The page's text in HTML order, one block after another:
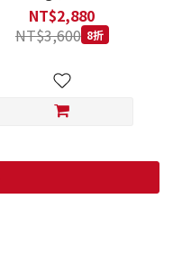
Loveabowl 天然無穀糧
9.1公斤 成貓 無穀貓飼料
NT$2,880
NT$3,600 8折